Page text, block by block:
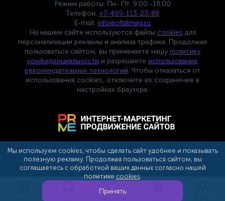
Режим работы: Пн- Пт. 9:00 -18:00
Телефон: +7-499-113-23-88
E-mail: info@oftalmag.ru
На нашем сайте используются файлы cookies для
персонализации рекламы и анализа трафика. Продолжая
пользоваться сайтом, вы принимаете нашу политику
конфиденциальности и разрешаете использование
рекомендательных технологий. Чтобы отказаться от
использования cookies, отключите их сохранение в
настройках браузера.
Сотрудничество с партнерами
Мы используем cookies, чтобы сделать сайт удобнее и показывать
полезную рекламу. Продолжая пользоваться сайтом, вы
соглашаетесь с обработкой ваших данных согласно нашей
политике cookies.
Принять